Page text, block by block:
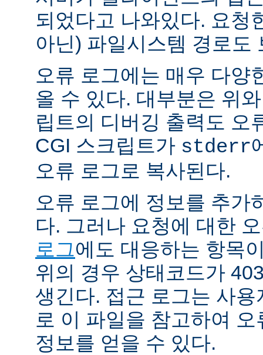
되었다고 나와있다. 요청
아닌) 파일시스템 경로도
오류 로그에는 매우 다양
올 수 있다. 대부분은 위
립트의 디버깅 출력도 오
CGI 스크립트가 stderr
오류 로그로 복사된다.
오류 로그에 정보를 추가
다. 그러나 요청에 대한
로그에도 대응하는 항목
위의 경우 상태코드가
생긴다. 접근 로그는 사
로 이 파일을 참고하여
정보를 얻을 수 있다.